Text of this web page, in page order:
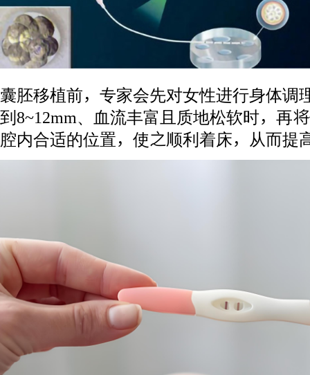
囊胚移植前，专家会先对女性进行身体调
到8~12mm、血流丰富且质地松软时，再
腔内合适的位置，使之顺利着床，从而提